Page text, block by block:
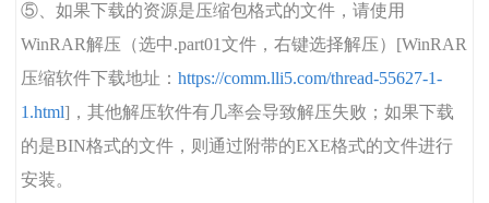
⑤、如果下载的资源是压缩包格式的文件，请使用
WinRAR解压（选中.part01文件，右键选择解压）[WinRAR
压缩软件下载地址： https://comm.lli5.com/thread-55627-1-
1.html]，其他解压软件有几率会导致解压失败；如果下载
的是BIN格式的文件，则通过附带的EXE格式的文件进行
安装。